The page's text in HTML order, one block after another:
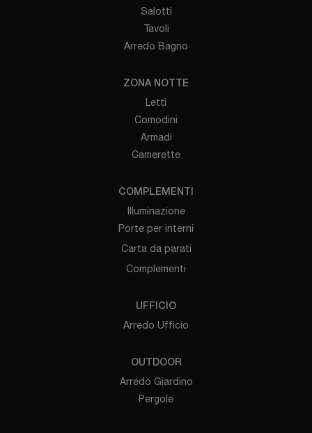
Salotti
Tavoli
Arredo Bagno
ZONA NOTTE
Letti
Comodini
Armadi
Camerette
COMPLEMENTI
Illuminazione
Porte per interni
Carta da parati
Complementi
UFFICIO
Arredo Ufficio
OUTDOOR
Arredo Giardino
Pergole